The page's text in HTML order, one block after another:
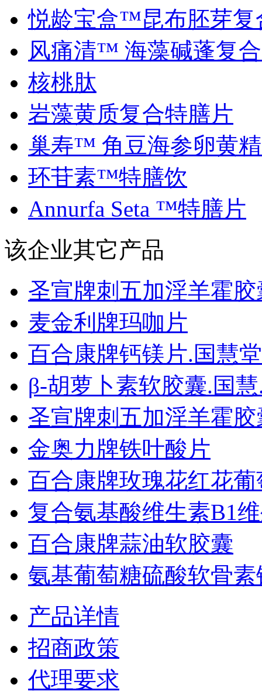
悦龄宝盒™昆布胚芽复
风痛清™ 海藻碱蓬复
核桃肽
岩藻黄质复合特膳片
巢寿™ 角豆海参卵黄
环苷素™特膳饮
Annurfa Seta ™特膳片
该企业其它产品
圣宣牌刺五加淫羊霍胶
麦金利牌玛咖片
百合康牌钙镁片.国慧堂
β-胡萝卜素软胶囊.国
圣宣牌刺五加淫羊霍胶
金奥力牌铁叶酸片
百合康牌玫瑰花红花葡
复合氨基酸维生素B1
百合康牌蒜油软胶囊
氨基葡萄糖硫酸软骨素
产品详情
招商政策
代理要求